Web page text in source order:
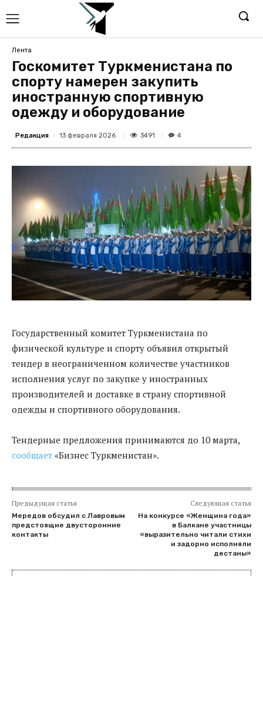
Лента
Госкомитет Туркменистана по
спорту намерен закупить
иностранную спортивную
одежду и оборудование
Редакция 13 февраля 2026 3491 4
Государственный комитет Туркменистана по
физической культуре и спорту объявил открытый
тендер в неограниченном количестве участников
исполнения услуг по закупке у иностранных
производителей и доставке в страну спортивной
одежды и спортивного оборудования.
Тендерные предложения принимаются до 10 марта,
сообщает «Бизнес Туркменистан».
Предыдущая статья
Мередов обсудил с Лавровым
предстоящие двусторонние
контакты
Следующая статья
На конкурсе «Женщина года»
в Балкане участницы
«выразительно читали стихи
и задорно исполняли
дестаны»